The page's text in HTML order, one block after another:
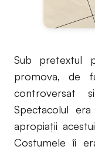
Sub pretextul
promova, de
controversat
Spectacolul
apropiații
Costumele îi